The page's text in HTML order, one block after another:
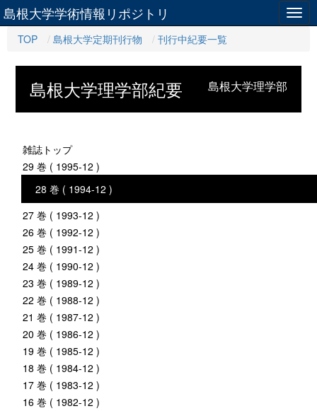
島根大学学術情報リポジトリ
TOP 島根大学定期刊行物 刊行中紀要一覧
島根大学理学部
島根大学理学部紀要
雑誌トップ
29 巻 ( 1995-12 )
28 巻 ( 1994-12 )
27 巻 ( 1993-12 )
26 巻 ( 1992-12 )
25 巻 ( 1991-12 )
24 巻 ( 1990-12 )
23 巻 ( 1989-12 )
22 巻 ( 1988-12 )
21 巻 ( 1987-12 )
20 巻 ( 1986-12 )
19 巻 ( 1985-12 )
18 巻 ( 1984-12 )
17 巻 ( 1983-12 )
16 巻 ( 1982-12 )